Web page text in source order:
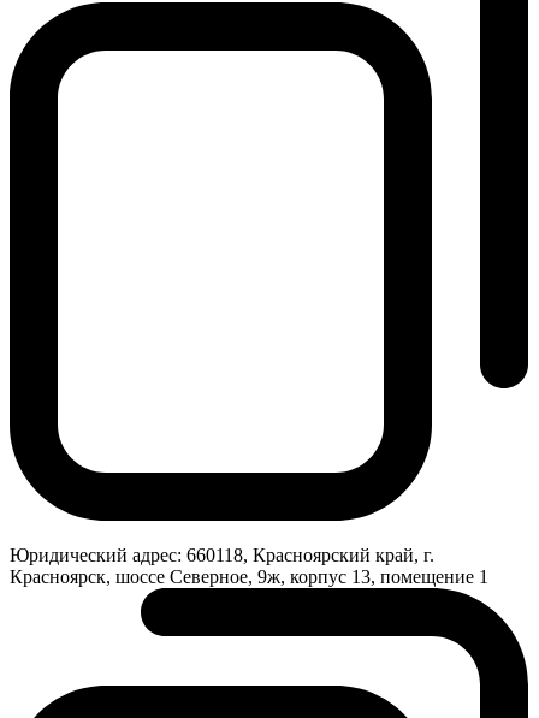
Юридический адрес: 660118, Красноярский край, г.
Красноярск, шоссе Северное, 9ж, корпус 13, помещение 1